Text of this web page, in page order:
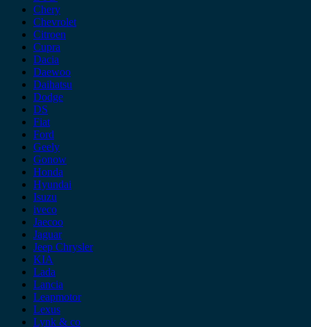
Chery
Chevrolet
Citroen
Cupra
Dacia
Daewoo
Daihatsu
Dodge
DS
Fiat
Ford
Geely
Gonow
Honda
Hyundai
Isuzu
iveco
Jaecoo
Jaguar
Jeep Chrysler
KIA
Lada
Lancia
Leapmotor
Lexus
Lynk & co